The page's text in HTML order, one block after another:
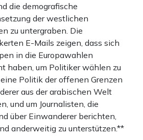
die demografische
der westlichen
zu untergraben. Die
E-Mails zeigen, dass sich
in die Europawahlen
haben, um Politiker wählen zu
Politik der offenen Grenzen
aus der arabischen Welt
und um Journalisten, die
über Einwanderer berichten,
anderweitig zu unterstützen.**